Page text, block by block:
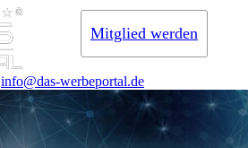
info@das-werbeportal.de
Mitglied werden